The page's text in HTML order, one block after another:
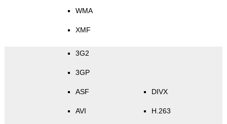
WMA
XMF
3G2
3GP
ASF
AVI
DIVX
H.263